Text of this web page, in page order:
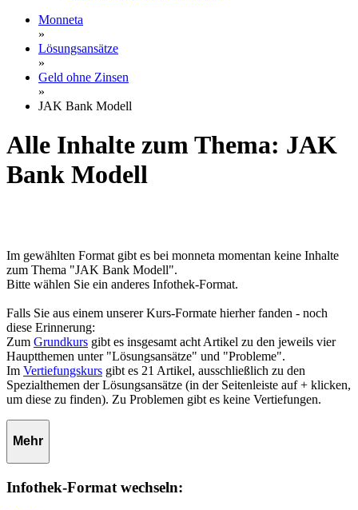
Monneta
»
Lösungsansätze
»
Geld ohne Zinsen
»
JAK Bank Modell
Alle Inhalte zum Thema: JAK
Bank Modell
Im gewählten Format gibt es bei monneta momentan keine Inhalte
zum Thema "JAK Bank Modell".
Bitte wählen Sie ein anderes Infothek-Format.
Falls Sie aus einem unserer Kurs-Formate hierher fanden - noch
diese Erinnerung:
Zum Grundkurs gibt es insgesamt acht Artikel zu den jeweils vier
Hauptthemen unter "Lösungsansätze" und "Probleme".
Im Vertiefungskurs gibt es 21 Artikel, ausschließlich zu den
Spezialthemen der Lösungsansätze (in der Seitenleiste auf + klicken,
um diese zu finden). Zu Problemen gibt es keine Vertiefungen.
Mehr
Infothek-Format wechseln: